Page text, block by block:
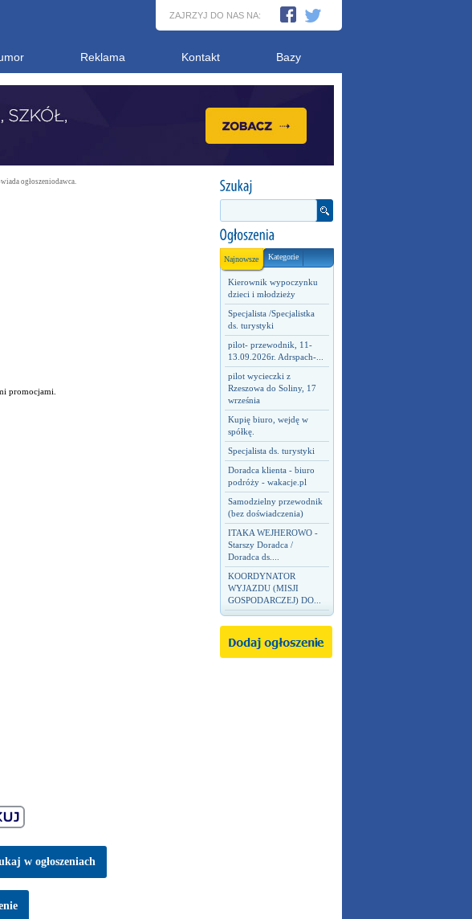
ZAJRZYJ DO NAS NA:
Reklama Kontakt Bazy
Najnowsze Kategorie
Kierownik wypoczynku
dzieci i młodzieży
Specjalista /Specjalistka
ds. turystyki
pilot- przewodnik, 11-
13.09.2026r. Adrspach-...
pilot wycieczki z
Rzeszowa do Soliny, 17
września
Kupię biuro, wejdę w
spółkę.
Specjalista ds. turystyki
Doradca klienta - biuro
podróży - wakacje.pl
Samodzielny przewodnik
(bez doświadczenia)
ITAKA WEJHEROWO -
Starszy Doradca /
Doradca ds....
KOORDYNATOR
WYJAZDU (MISJI
GOSPODARCZEJ) DO...
ogłoszeniodawca.
promocjami.
w ogłoszeniach